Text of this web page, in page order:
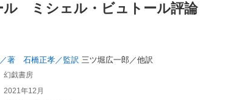
ル ミシェル・ビュトール評論
著 石橋正孝／監訳 三ツ堀広一郎／他訳
幻戯書房
2021年12月